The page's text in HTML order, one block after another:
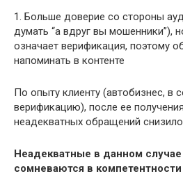
1. Больше доверие со стороны
думать “а вдруг вы мошенники”),
означает верификация, поэтому
напоминать в контенте
По опыту клиенту (автобизнес, в
верификацию), после ее
неадекватных обращений
Неадекватные в данном случае
сомневаются в